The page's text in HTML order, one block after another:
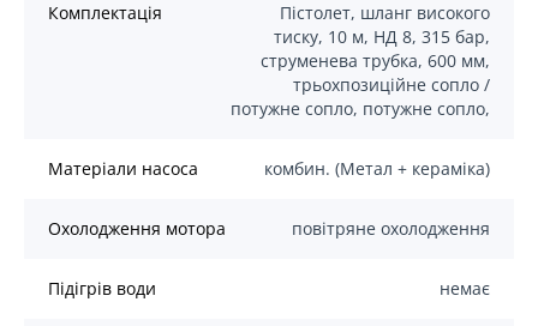
Комплектація
Пістолет, шланг високого
тиску, 10 м, НД 8, 315 бар,
струменева трубка, 600 мм,
трьохпозиційне сопло /
потужне сопло, потужне сопло,
Матеріали насоса комбин. (Метал + кераміка)
Охолодження мотора повітряне охолодження
Підігрів води немає